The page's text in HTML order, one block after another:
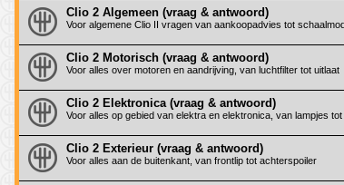
Clio 2 Algemeen (vraag & antwoord)
Voor algemene Clio II vragen van aankoopadvies tot
Clio 2 Motorisch (vraag & antwoord)
Voor alles over motoren en aandrijving, van luchtfilter tot uitlaat
Clio 2 Elektronica (vraag & antwoord)
Voor alles op gebied van elektra en elektronica, van lampjes
Clio 2 Exterieur (vraag & antwoord)
Voor alles aan de buitenkant, van frontlip tot achterspoiler